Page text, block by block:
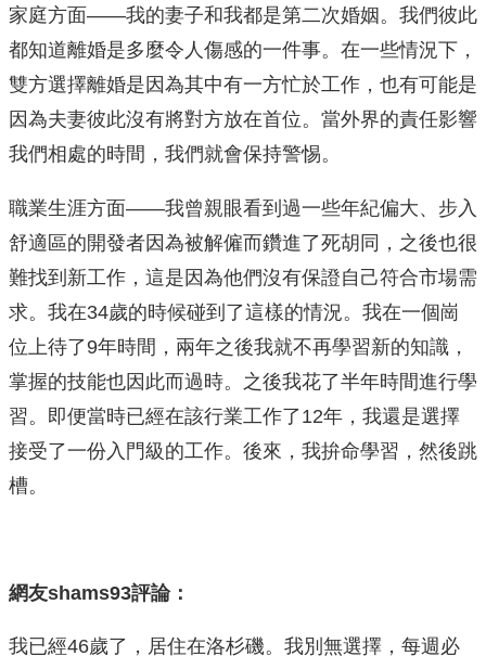
家庭方面——我的妻子和我都是第二次婚姻。我們彼此
都知道離婚是多麼令人傷感的一件事。在一些情況下，
雙方選擇離婚是因為其中有一方忙於工作，也有可能是
因為夫妻彼此沒有將對方放在首位。當外界的責任影響
我們相處的時間，我們就會保持警惕。
職業生涯方面——我曾親眼看到過一些年紀偏大、步入
舒適區的開發者因為被解僱而鑽進了死胡同，之後也很
難找到新工作，這是因為他們沒有保證自己符合市場需
求。我在34歲的時候碰到了這樣的情況。我在一個崗
位上待了9年時間，兩年之後我就不再學習新的知識，
掌握的技能也因此而過時。之後我花了半年時間進行學
習。即便當時已經在該行業工作了12年，我還是選擇
接受了一份入門級的工作。後來，我拚命學習，然後跳
槽。
網友shams93評論：
我已經46歲了，居住在洛杉磯。我別無選擇，每週必